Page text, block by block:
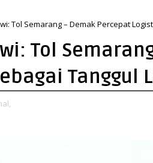
Tol Semarang – Demak Percepat
Tol
Tanggul